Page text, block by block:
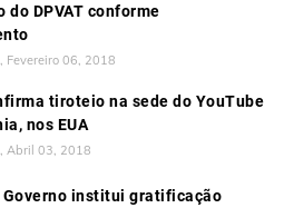
do DPVAT conforme
Fevereiro 06, 2018
tiroteio na sede do YouTube
nos EUA
Abril 03, 2018
Governo institui gratificação